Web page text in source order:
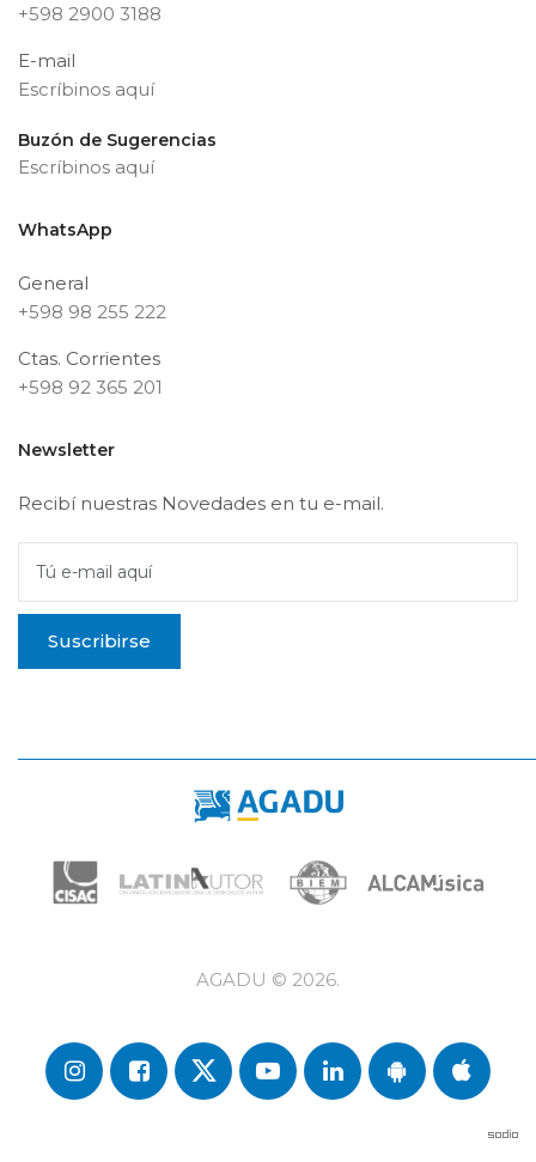
+598 2900 3188
E-mail
Escríbinos aquí
Buzón de Sugerencias
Escríbinos aquí
WhatsApp
General
+598 98 255 222
Ctas. Corrientes
+598 92 365 201
Newsletter
Recibí nuestras Novedades en tu e-mail.
Tú e-mail aquí
Suscribirse
AGADU © 2026.